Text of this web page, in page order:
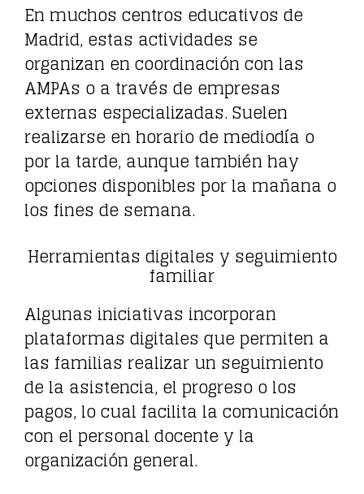
En muchos centros educativos de
Madrid, estas actividades se
organizan en coordinación con las
AMPAs o a través de empresas
externas especializadas. Suelen
realizarse en horario de mediodía o
por la tarde, aunque también hay
opciones disponibles por la mañana o
los fines de semana.
Herramientas digitales y seguimiento
familiar
Algunas iniciativas incorporan
plataformas digitales que permiten a
las familias realizar un seguimiento
de la asistencia, el progreso o los
pagos, lo cual facilita la comunicación
con el personal docente y la
organización general.